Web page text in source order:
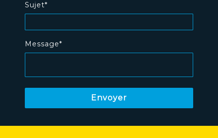
Sujet*
Message*
Envoyer